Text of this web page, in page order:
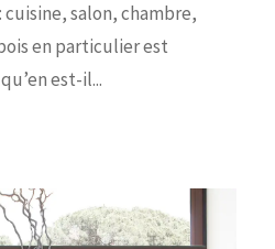
cuisine, salon, chambre,
en particulier est
est-il...